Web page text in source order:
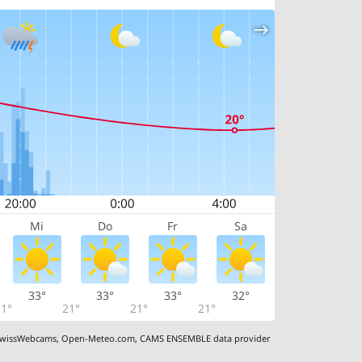
Mi Do Fr Sa
33°
21°
33°
21°
33°
21°
32°
,Open-Meteo.com,CAMS ENSEMBLE data provider